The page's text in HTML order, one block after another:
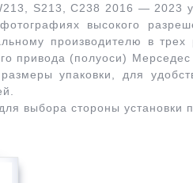
S213, C238 2016 — 2023
высокого
производителю в трех
привода (полуоси)
упаковки, для
выбора стороны установки